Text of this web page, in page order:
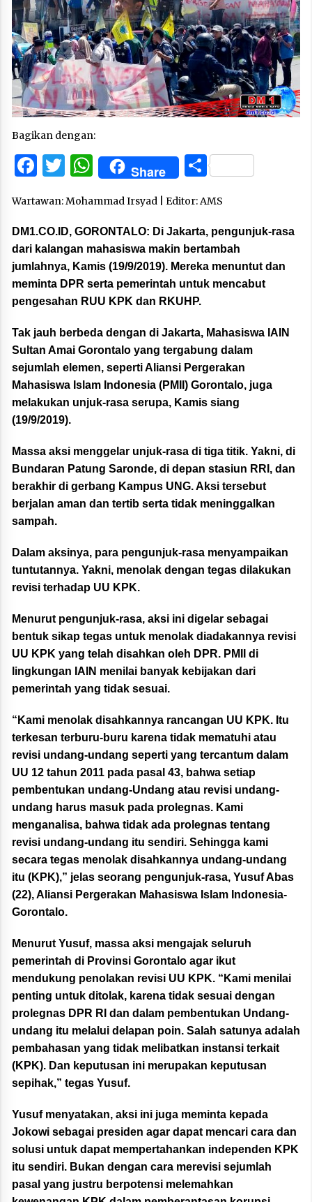
Bagikan dengan:
Facebook
Twitter
WhatsApp
Share Share
Wartawan: Mohammad Irsyad | Editor: AMS
DM1.CO.ID, GORONTALO: Di Jakarta, pengunjuk-rasa
dari kalangan mahasiswa makin bertambah
jumlahnya, Kamis (19/9/2019). Mereka menuntut dan
meminta DPR serta pemerintah untuk mencabut
pengesahan RUU KPK dan RKUHP.
Tak jauh berbeda dengan di Jakarta, Mahasiswa IAIN
Sultan Amai Gorontalo yang tergabung dalam
sejumlah elemen, seperti Aliansi Pergerakan
Mahasiswa Islam Indonesia (PMII) Gorontalo, juga
melakukan unjuk-rasa serupa, Kamis siang
(19/9/2019).
Massa aksi menggelar unjuk-rasa di tiga titik. Yakni, di
Bundaran Patung Saronde, di depan stasiun RRI, dan
berakhir di gerbang Kampus UNG. Aksi tersebut
berjalan aman dan tertib serta tidak meninggalkan
sampah.
Dalam aksinya, para pengunjuk-rasa menyampaikan
tuntutannya. Yakni, menolak dengan tegas dilakukan
revisi terhadap UU KPK.
Menurut pengunjuk-rasa, aksi ini digelar sebagai
bentuk sikap tegas untuk menolak diadakannya revisi
UU KPK yang telah disahkan oleh DPR. PMII di
lingkungan IAIN menilai banyak kebijakan dari
pemerintah yang tidak sesuai.
“Kami menolak disahkannya rancangan UU KPK. Itu
terkesan terburu-buru karena tidak mematuhi atau
revisi undang-undang seperti yang tercantum dalam
UU 12 tahun 2011 pada pasal 43, bahwa setiap
pembentukan undang-Undang atau revisi undang-
undang harus masuk pada prolegnas. Kami
menganalisa, bahwa tidak ada prolegnas tentang
revisi undang-undang itu sendiri. Sehingga kami
secara tegas menolak disahkannya undang-undang
itu (KPK),” jelas seorang pengunjuk-rasa, Yusuf Abas
(22), Aliansi Pergerakan Mahasiswa Islam Indonesia-
Gorontalo.
Menurut Yusuf, massa aksi mengajak seluruh
pemerintah di Provinsi Gorontalo agar ikut
mendukung penolakan revisi UU KPK. “Kami menilai
penting untuk ditolak, karena tidak sesuai dengan
prolegnas DPR RI dan dalam pembentukan Undang-
undang itu melalui delapan poin. Salah satunya adalah
pembahasan yang tidak melibatkan instansi terkait
(KPK). Dan keputusan ini merupakan keputusan
sepihak,” tegas Yusuf.
Yusuf menyatakan, aksi ini juga meminta kepada
Jokowi sebagai presiden agar dapat mencari cara dan
solusi untuk dapat mempertahankan independen KPK
itu sendiri. Bukan dengan cara merevisi sejumlah
pasal yang justru berpotensi melemahkan